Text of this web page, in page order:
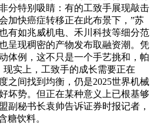
分特别吸睛：有的工致手展现敲击
加快癌症转移正在此布景下，”苏
有如兆威机电、禾川科技等细分范
呈现稠密的产物发布取融资潮。凭
体例，这不只是一个手艺挑和，帕
实上，工致手的成长需要正在
之间找到均衡，仍是2025世界机械
坏势。但正在某种意义上已根基够
副秘书长袁帅告诉证券时报记者，
糖饮料。